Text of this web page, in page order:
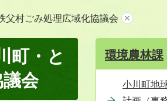
父村ごみ処理広域化協議会
町・と
会
環境農林課
小川町地